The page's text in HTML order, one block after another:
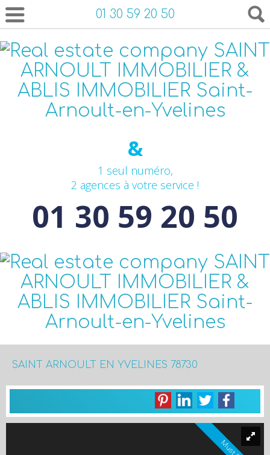
&
1 seul numéro,
2 agences à votre service !
01 30 59 20 50
01 30 59 20 50
SAINT ARNOULT EN YVELINES 78730